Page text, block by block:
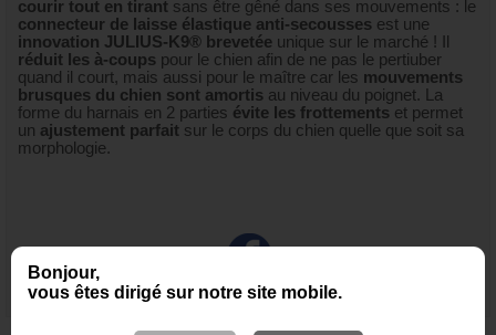
Bonjour,
vous êtes dirigé sur notre site mobile.
courir tout en tirant sans être gêné dans ses mouvements : le
connecteur de laisse élastique anti-secousses est une
innovation JULIUS-K9® brevetée unique sur le marché ! Il
réduit les à-coups pour le chien afin de ne pas le pertiuber
quand il court, mais aussi pour le maître car les mouvements
brusques du chien sont amortis au niveau du poignet. La
forme du harnais en 2 parties évite les frottements et permet
un ajustement parfait sur le corps du chien quelle que soit sa
morphologie.